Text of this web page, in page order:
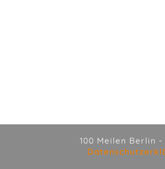
100 Meilen Berlin